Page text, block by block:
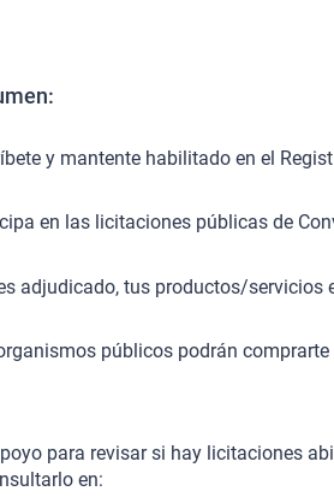
y mantente habilitado en el
en las licitaciones públicas de
adjudicado, tus productos/
públicos podrán
para revisar si hay licitaciones
en: